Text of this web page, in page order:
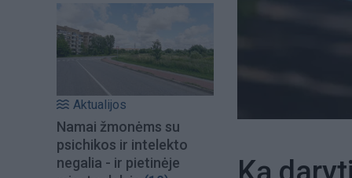
Aktualijos
Namai žmonėms su
psichikos ir intelekto
negalia - ir pietinėje